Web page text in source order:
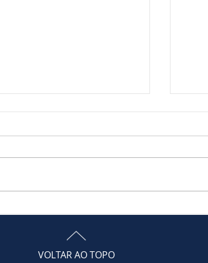
podem ficar mais caros com
VOLTAR AO TOPO